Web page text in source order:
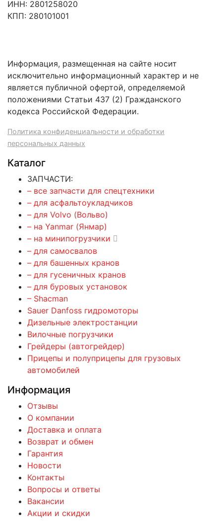
ИНН: 2801258020
КПП: 280101001
Информация, размещенная на сайте носит
исключительно информационный характер и не
является публичной офертой, определяемой
положениями Статьи 437 (2) Гражданского
кодекса Российской Федерации.
Политика конфиденциальности и обработки
персональных данных
Каталог
ЗАПЧАСТИ:
– все запчасти для спецтехники
– для асфальтоукладчиков
– для Volvo (Вольво)
– на Yanmar (Янмар)
– на минипогрузчики
– для самосвалов
– для башенных кранов
– для гусеничных кранов
– для буровых установок
– Shacman
Sauer Danfoss гидромоторы
Дизельные электростанции
Вилочные погрузчики
Грейдеры (автогрейдер)
Прицепы и полуприцепы для грузовых
автомобилей
Информация
Отзывы
О компании
Доставка и оплата
Возврат и обмен
Гарантия
Новости
Контакты
Вопросы и ответы
Вакансии
Акции и скидки